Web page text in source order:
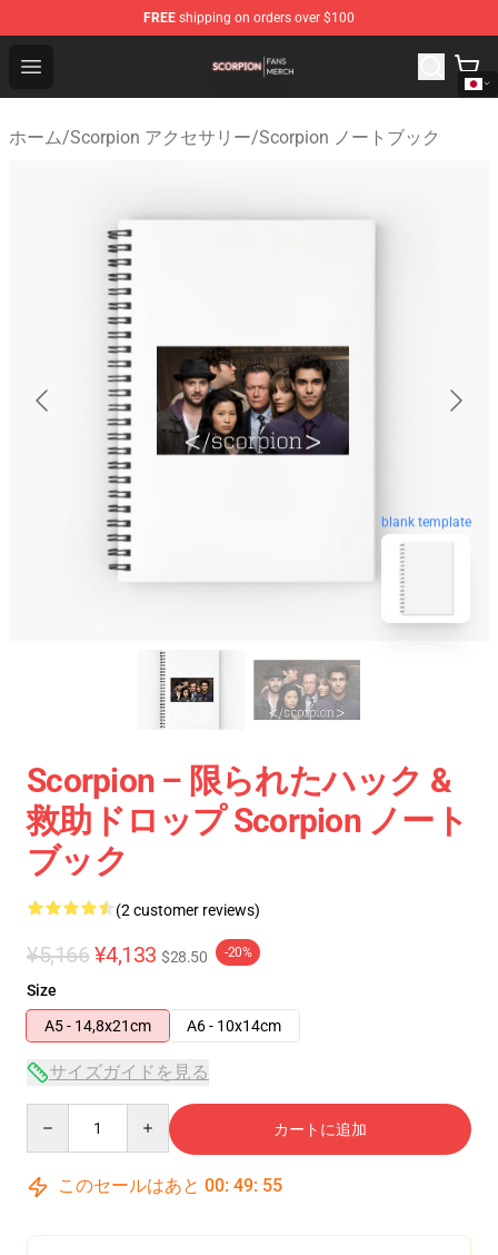
FREE shipping on orders over $100
Open menu
Scorpion Shop - Official Scorpion Merchandise Store
ホーム/Scorpion アクセサリー/Scorpion ノートブック
blank template
Scorpion – 限られたハック &
救助ドロップ Scorpion ノート
ブック
(2 customer reviews)
¥5,166 ¥4,133 $28.50 -20%
Size
A5 - 14,8x21cm
A6 - 10x14cm
サイズガイドを見る
カートに追加
このセールはあと 00: 49: 55